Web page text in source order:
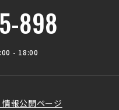
898
- 18:00
報公開ページ